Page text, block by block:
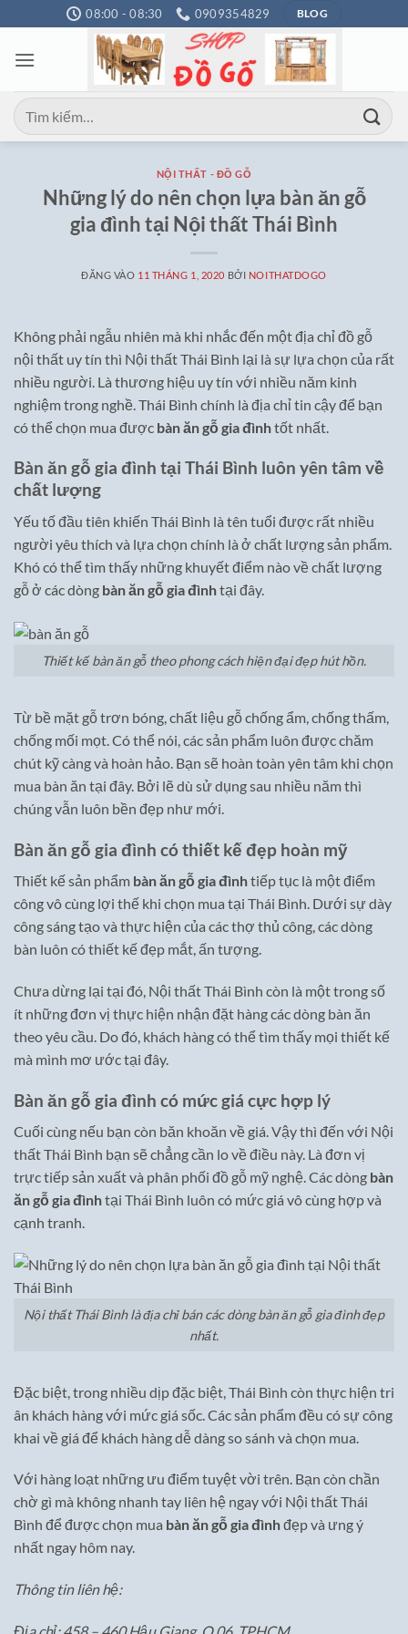
qua
nội
08:00 - 08:30 0909354829 BLOG
Tìm
kiếm:
NỘI THẤT - ĐỒ GỖ
Những lý do nên chọn lựa bàn ăn gỗ
gia đình tại Nội thất Thái Bình
ĐĂNG VÀO 11 THÁNG 1, 2020 BỞI NOITHATDOGO
Không phải ngẫu nhiên mà khi nhắc đến một địa chỉ đồ gỗ
nội thất uy tín thì Nội thất Thái Bình lại là sự lựa chọn của rất
nhiều người. Là thương hiệu uy tín với nhiều năm kinh
nghiệm trong nghề. Thái Bình chính là địa chỉ tin cậy để bạn
có thể chọn mua được bàn ăn gỗ gia đìnhtốt nhất.
Bàn ăn gỗ gia đình tại Thái Bình luôn yên tâm về
chất lượng
Yếu tố đầu tiên khiến Thái Bình là tên tuổi được rất nhiều
người yêu thích và lựa chọn chính là ở chất lượng sản phẩm.
Khó có thể tìm thấy những khuyết điểm nào về chất lượng
gỗ ở các dòng bàn ăn gỗ gia đìnhtại đây.
Thiết kế bàn ăn gỗ theo phong cách hiện đại đẹp hút hồn.
Từ bề mặt gỗ trơn bóng, chất liệu gỗ chống ẩm, chống thấm,
chống mối mọt. Có thể nói, các sản phẩm luôn được chăm
chút kỹ càng và hoàn hảo. Bạn sẽ hoàn toàn yên tâm khi chọn
mua bàn ăn tại đây. Bởi lẽ dù sử dụng sau nhiều năm thì
chúng vẫn luôn bền đẹp như mới.
Bàn ăn gỗ gia đình có thiết kế đẹp hoàn mỹ
Thiết kế sản phẩm bàn ăn gỗ gia đìnhtiếp tục là một điểm
công vô cùng lợi thế khi chọn mua tại Thái Bình. Dưới sự dày
công sáng tạo và thực hiện của các thợ thủ công, các dòng
bàn luôn có thiết kế đẹp mắt, ấn tượng.
Chưa dừng lại tại đó, Nội thất Thái Bình còn là một trong số
ít những đơn vị thực hiện nhận đặt hàng các dòng bàn ăn
theo yêu cầu. Do đó, khách hàng có thể tìm thấy mọi thiết kế
mà mình mơ ước tại đây.
Bàn ăn gỗ gia đình có mức giá cực hợp lý
Cuối cùng nếu bạn còn băn khoăn về giá. Vậy thì đến với Nội
thất Thái Bình bạn sẽ chẳng cần lo về điều này. Là đơn vị
trực tiếp sản xuất và phân phối đồ gỗ mỹ nghệ. Các dòng bàn
ăn gỗ gia đìnhtại Thái Bình luôn có mức giá vô cùng hợp và
cạnh tranh.
Nội thất Thái Bình là địa chỉ bán các dòng bàn ăn gỗ gia đình đẹp
nhất.
Đặc biệt, trong nhiều dịp đặc biệt, Thái Bình còn thực hiện tri
ân khách hàng với mức giá sốc. Các sản phẩm đều có sự công
khai về giá để khách hàng dễ dàng so sánh và chọn mua.
Với hàng loạt những ưu điểm tuyệt vời trên. Bạn còn chần
chờ gì mà không nhanh tay liên hệ ngay với Nội thất Thái
Bình để được chọn mua bàn ăn gỗ gia đìnhđẹp và ưng ý
nhất ngay hôm nay.
Thông tin liên hệ: